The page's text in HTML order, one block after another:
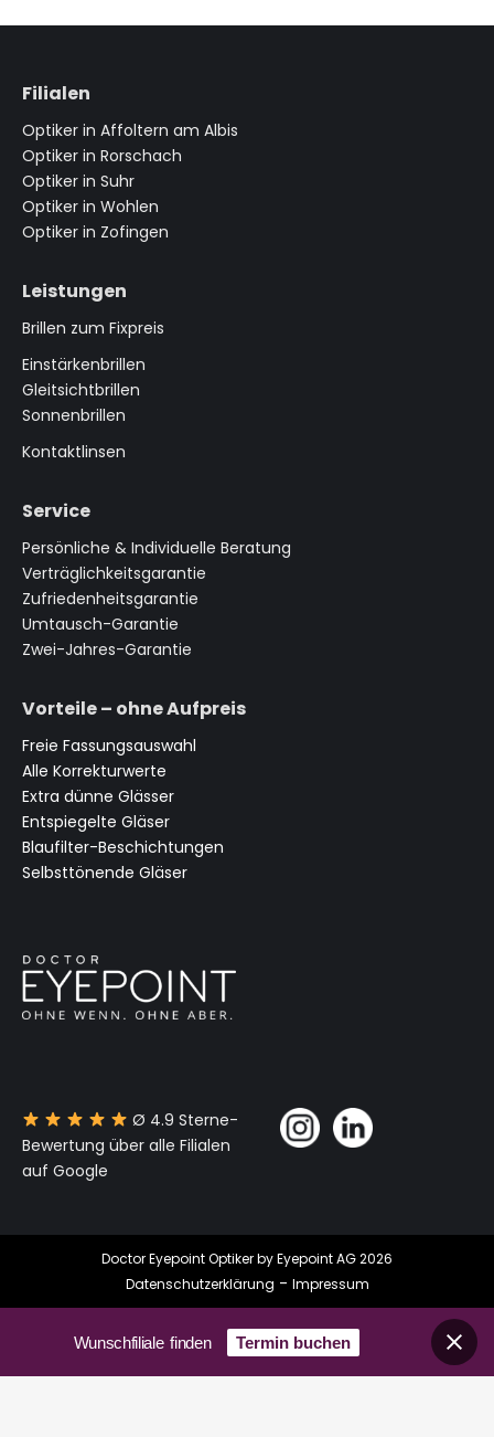
Filialen
Optiker in Affoltern am Albis
Optiker in Rorschach
Optiker in Suhr
Optiker in Wohlen
Optiker in Zofingen
Leistungen
Brillen zum Fixpreis
Einstärkenbrillen
Gleitsichtbrillen
Sonnenbrillen
Kontaktlinsen
Service
Persönliche & Individuelle Beratung
Verträglichkeitsgarantie
Zufriedenheitsgarantie
Umtausch-Garantie
Zwei-Jahres-Garantie
Vorteile – ohne Aufpreis
Freie Fassungsauswahl
Alle Korrekturwerte
Extra dünne Glässer
Entspiegelte Gläser
Blaufilter-Beschichtungen
Selbsttönende Gläser
Ø 4.9 Sterne-
Bewertung über alle Filialen
auf Google
Doctor Eyepoint Optiker by Eyepoint AG 2026
Datenschutzerklärung - Impressum
Wunschfiliale finden Termin buchen